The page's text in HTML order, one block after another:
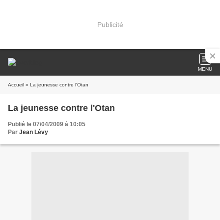
Publicité
MENU
Accueil » La jeunesse contre l'Otan
La jeunesse contre l'Otan
Publié le 07/04/2009 à 10:05
Par Jean Lévy